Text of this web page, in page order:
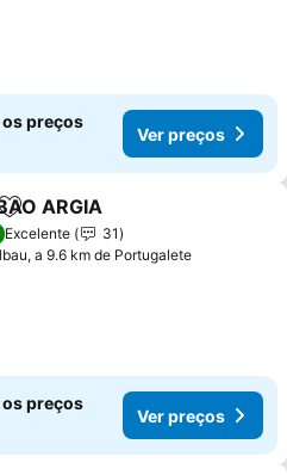
os preços
Ver preços
Adicionar aos favoritos
ARGIA
Excelente
31
a 9.6 km de Portugalete
os preços
Ver preços